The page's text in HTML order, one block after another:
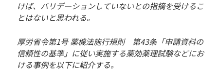
けば、バリデーションしていないとの指摘を受けるこ
とはないと思われる。
厚労省令第1号 薬機法施行規則 第43条「申請資料の
信頼性の基準」に従い実施する薬効薬理試験などにお
ける事例を以下に紹介する。